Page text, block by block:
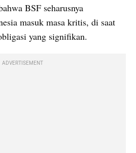
BSF seharusnya
masuk masa kritis, di saat
yang signifikan.
ADVERTISEMENT